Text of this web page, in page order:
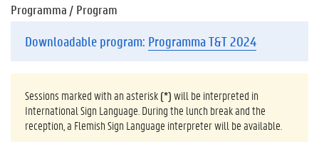
Programma / Program
Downloadable program: Programma T&T 2024
Sessions marked with an asterisk(*)will be interpreted in
International Sign Language. During the lunch break and the
reception, a Flemish Sign Language interpreter will be available.